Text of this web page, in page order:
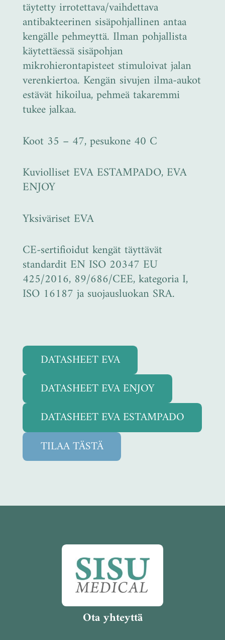
täytetty irrotettava/vaihdettava
antibakteerinen sisäpohjallinen antaa
kengälle pehmeyttä. Ilman pohjallista
käytettäessä sisäpohjan
mikrohierontapisteet stimuloivat jalan
verenkiertoa. Kengän sivujen ilma-aukot
estävät hikoilua, pehmeä takaremmi
tukee jalkaa.
Koot 35 – 47, pesukone 40 C
Kuviolliset EVA ESTAMPADO, EVA
ENJOY
Yksiväriset EVA
CE-sertifioidut kengät täyttävät
standardit EN ISO 20347 EU
425/2016, 89/686/CEE, kategoria I,
ISO 16187 ja suojausluokan SRA.
DATASHEET EVA
DATASHEET EVA ENJOY
DATASHEET EVA ESTAMPADO
TILAA TÄSTÄ
Ota yhteyttä